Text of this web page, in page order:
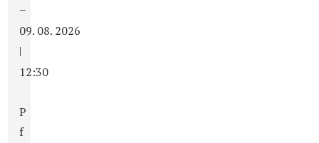
–
09. 08. 2026
|
12:30
P
f